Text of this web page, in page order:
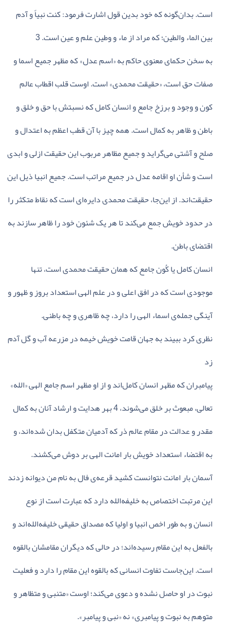
است‌. بدان‌گونه‌ که‌ خود بدین‌ قول‌ اشارت‌ فرمود: کنت‌ نبیاً و آدم‌
بین‌ الماء والطین‌؛ که‌ مراد از ماء و وطین‌ علم‌ و عین‌ است‌. 3
به‌ سخن‌ حکمای‌ معنوی‌ حاکم‌ به‌ «اسم‌ عدل‌» که‌ مظهر جمیع‌ اسما و
صفات‌ حق‌ است‌، «حقیقت‌ محمدی‌» است‌. اوست‌ قلب‌ اقطاب‌ عالم‌
کون‌ و وجود و برزخ‌ جامع‌ و انسان‌ کامل‌ که‌ نسبتش‌ با حق‌ و خلق‌ و
باطن‌ و ظاهر به‌ کمال‌ است‌. همه‌ چیز با آن‌ قطب‌ اعظم‌ به‌ اعتدال‌ و
صلح‌ و آشتی‌ می‌گراید و جمیع‌ مظاهر مربوب‌ این‌ حقیقت‌ ازلی‌ و ابدی‌
است‌ و شأن‌ او اقامه‌ عدل‌ در جمیع‌ مراتب‌ است‌. جمیع‌ انبیا ذیل‌ این‌
حقیقت‌اند. از این‌جا، حقیقت‌ محمدی‌ دایره‌ای‌ است‌ که‌ نقاط‌ متکثر را
در حدود خویش‌ جمع‌ می‌کند تا هر یک‌ شئون‌ خود را ظاهر سازند به‌
اقتضای‌ باطن‌.
انسان‌ کامل‌ یا کُون‌ جامع‌ که‌ همان‌ حقیقت‌ محمدی‌ است‌، تنها
موجودی‌ است‌ که‌ در افق‌ اعلی‌ و در علم‌ الهی‌ استعداد بروز و ظهور و
آینگی‌ جمله‌ی‌ اسماء الهی‌ را دارد، چه‌ ظاهری‌ و چه‌ باطنی‌.
نظری‌ کرد ببیند به‌ جهان‌ قامت‌ خویش‌ خیمه‌ در مزرعه‌ آب‌ و گل‌ آدم‌
زد
پیامبران‌ که‌ مظهر انسان‌ کامل‌اند و از او مظهر اسم‌ جامع‌ الهی‌ «الله‌»
تعالی‌، مبعوث‌ بر خلق‌ می‌شوند، 4 بهر هدایت‌ و ارشاد آنان‌ به‌ کمال‌
مقدر و عدالت‌ در مقام‌ عالم‌ ذر که‌ آدمیان‌ متکفل‌ بدان‌ شده‌اند، و
به‌ اقتضاء استعداد خویش‌ بار امانت‌ الهی‌ بر دوش‌ می‌کشند.
آسمان‌ بار امانت‌ نتوانست‌ کشید قرعه‌ی‌ فال‌ به‌ نام‌ من‌ دیوانه‌ زدند
این‌ مرتبت‌ اختصاص‌ به‌ خلیفه‌الله‌ دارد که‌ عبارت‌ است‌ از نوع‌
انسان‌ و به‌ طور اخص‌ انبیا و اولیا که‌ مصداق‌ حقیقی‌ خلیفه‌الله‌اند و
بالفعل‌ به‌ این‌ مقام‌ رسیده‌اند؛ در حالی‌ که‌ دیگران‌ مقامشان‌ بالقوه‌
است‌. این‌جاست‌ تفاوت‌ انسانی‌ که‌ بالقوه‌ این‌ مقام‌ را دارد و فعلیت‌
نبوت‌ در او حاصل‌ نشده‌ و دعوی‌ می‌کند؛ اوست‌ «متنبی‌ و متظاهر و
متوهم‌ به‌ نبوت‌ و پیامبری‌» نه‌ «نبی‌ و پیامبر».